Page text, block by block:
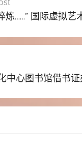
炼……” 国际虚拟艺
中心图书馆借书